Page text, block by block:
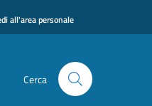
all'area personale
Cerca